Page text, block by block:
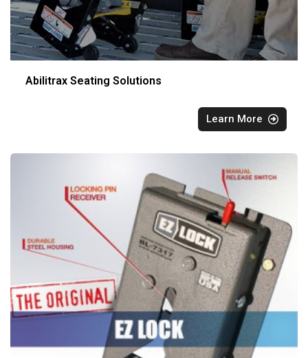
Abilitrax Seating Solutions
Learn More